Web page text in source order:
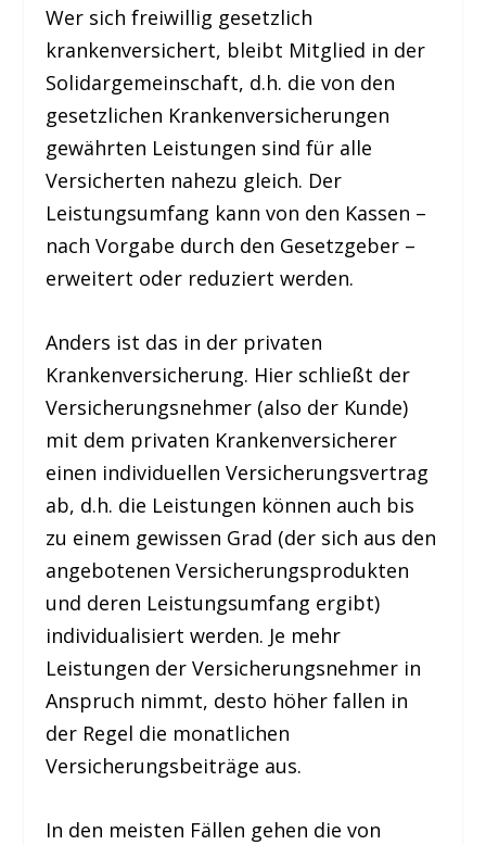
Wer sich freiwillig gesetzlich
krankenversichert, bleibt Mitglied in der
Solidargemeinschaft, d.h. die von den
gesetzlichen Krankenversicherungen
gewährten Leistungen sind für alle
Versicherten nahezu gleich. Der
Leistungsumfang kann von den Kassen –
nach Vorgabe durch den Gesetzgeber –
erweitert oder reduziert werden.
Anders ist das in der privaten
Krankenversicherung. Hier schließt der
Versicherungsnehmer (also der Kunde)
mit dem privaten Krankenversicherer
einen individuellen Versicherungsvertrag
ab, d.h. die Leistungen können auch bis
zu einem gewissen Grad (der sich aus den
angebotenen Versicherungsprodukten
und deren Leistungsumfang ergibt)
individualisiert werden. Je mehr
Leistungen der Versicherungsnehmer in
Anspruch nimmt, desto höher fallen in
der Regel die monatlichen
Versicherungsbeiträge aus.
In den meisten Fällen gehen die von